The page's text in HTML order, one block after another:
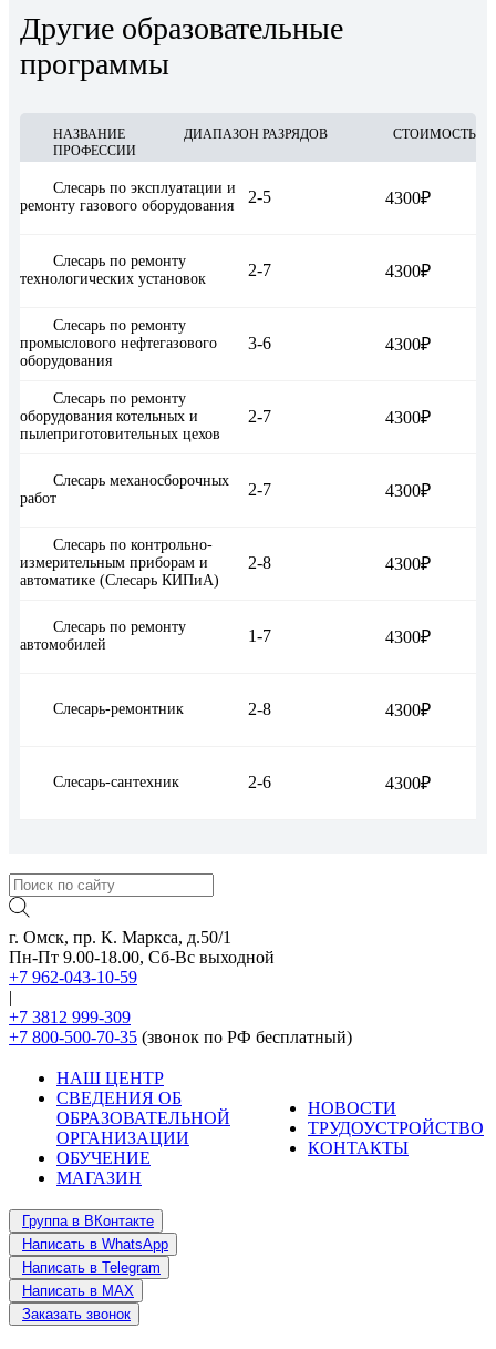
Другие образовательные
программы
НАЗВАНИЕ
ПРОФЕССИИ
ДИАПАЗОН РАЗРЯДОВ СТОИМОСТЬ
Слесарь по эксплуатации и
ремонту газового оборудования
2-5 4300₽
Слесарь по ремонту
технологических установок
2-7 4300₽
Слесарь по ремонту
промыслового нефтегазового
оборудования
3-6 4300₽
Слесарь по ремонту
оборудования котельных и
пылеприготовительных цехов
2-7 4300₽
Слесарь механосборочных
работ
2-7 4300₽
Слесарь по контрольно-
измерительным приборам и
автоматике (Слесарь КИПиА)
2-8 4300₽
Слесарь по ремонту
автомобилей
1-7 4300₽
Слесарь-ремонтник 2-8 4300₽
Слесарь-сантехник 2-6 4300₽
г. Омск, пр. К. Маркса, д.50/1
Пн-Пт 9.00-18.00, Сб-Вс выходной
+7 962-043-10-59
|
+7 3812 999-309
+7 800-500-70-35 (звонок по РФ бесплатный)
НАШ ЦЕНТР
СВЕДЕНИЯ ОБ
ОБРАЗОВАТЕЛЬНОЙ
ОРГАНИЗАЦИИ
ОБУЧЕНИЕ
МАГАЗИН
НОВОСТИ
ТРУДОУСТРОЙСТВО
КОНТАКТЫ
Группа в ВКонтакте
Написать в WhatsApp
Написать в Telegram
Написать в MAX
Заказать звонок